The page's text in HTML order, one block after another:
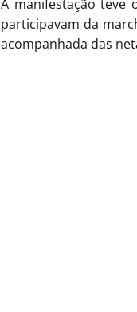
A manifestação teve
participavam da
acompanhada das